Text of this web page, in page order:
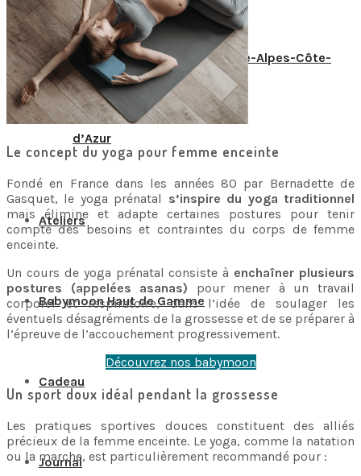
Votre Babymoon en Provence-Alpes-Côte-
d’Azur
Ateliers
Babymoon Haut de Gamme
Cadeau
Journal
Le concept du yoga pour femme enceinte
Fondé en France dans les années 80 par Bernadette de
Gasquet, le yoga prénatal s’inspire du yoga traditionnel
mais élimine et adapte certaines postures pour tenir
compte des besoins et contraintes du corps de femme
enceinte.
Un cours de yoga prénatal consiste à enchaîner plusieurs
postures (appelées asanas) pour mener à un travail
corporel et respiratoire, dans l’idée de soulager les
éventuels désagréments de la grossesse et de se préparer à
l’épreuve de l’accouchement progressivement.
Découvrez nos babymoon
Un sport doux idéal pendant la grossesse
Les pratiques sportives douces constituent des alliés
précieux de la femme enceinte. Le yoga, comme la natation
ou la marche, est particulièrement recommandé pour :